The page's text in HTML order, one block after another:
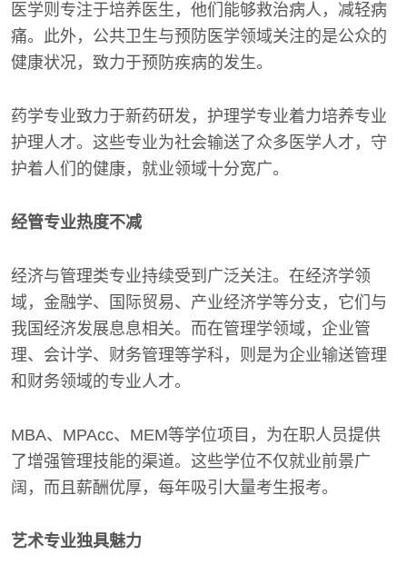
医学则专注于培养医生，他们能够救治病人，减轻病
痛。此外，公共卫生与预防医学领域关注的是公众的
健康状况，致力于预防疾病的发生。
药学专业致力于新药研发，护理学专业着力培养专业
护理人才。这些专业为社会输送了众多医学人才，守
护着人们的健康，就业领域十分宽广。
经管专业热度不减
经济与管理类专业持续受到广泛关注。在经济学领
域，金融学、国际贸易、产业经济学等分支，它们与
我国经济发展息息相关。而在管理学领域，企业管
理、会计学、财务管理等学科，则是为企业输送管理
和财务领域的专业人才。
MBA、MPAcc、MEM等学位项目，为在职人员提供
了增强管理技能的渠道。这些学位不仅就业前景广
阔，而且薪酬优厚，每年吸引大量考生报考。
艺术专业独具魅力